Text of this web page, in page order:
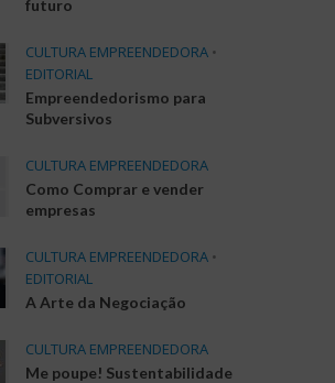
futuro
CULTURA EMPREENDEDORA •
EDITORIAL
Empreendedorismo para
Subversivos
CULTURA EMPREENDEDORA
Como Comprar e vender
empresas
CULTURA EMPREENDEDORA •
EDITORIAL
A Arte da Negociação
CULTURA EMPREENDEDORA
Me poupe! Sustentabilidade